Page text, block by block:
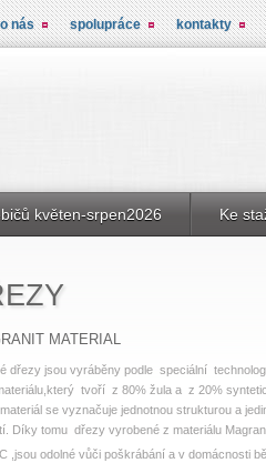
o nás spolupráce kontakty
květen-srpen2026 Ke
MATERIAL
dřezy jsou vyráběny podle speciální
tvoří z 80% žula a z 20%
se vyznačuje jednotnou strukturou a
Díky tomu dřezy vyrobené z materiálu
,jsou odolné vůči poškrábání a v domácnosti